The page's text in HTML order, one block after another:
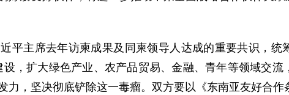
平主席去年访柬成果及同柬领导人达成的重要共识，统
设，扩大绿色产业、农产品贸易、金融、青年等领域交
力，坚决彻底铲除这一毒瘤。双方要以《东南亚友好合